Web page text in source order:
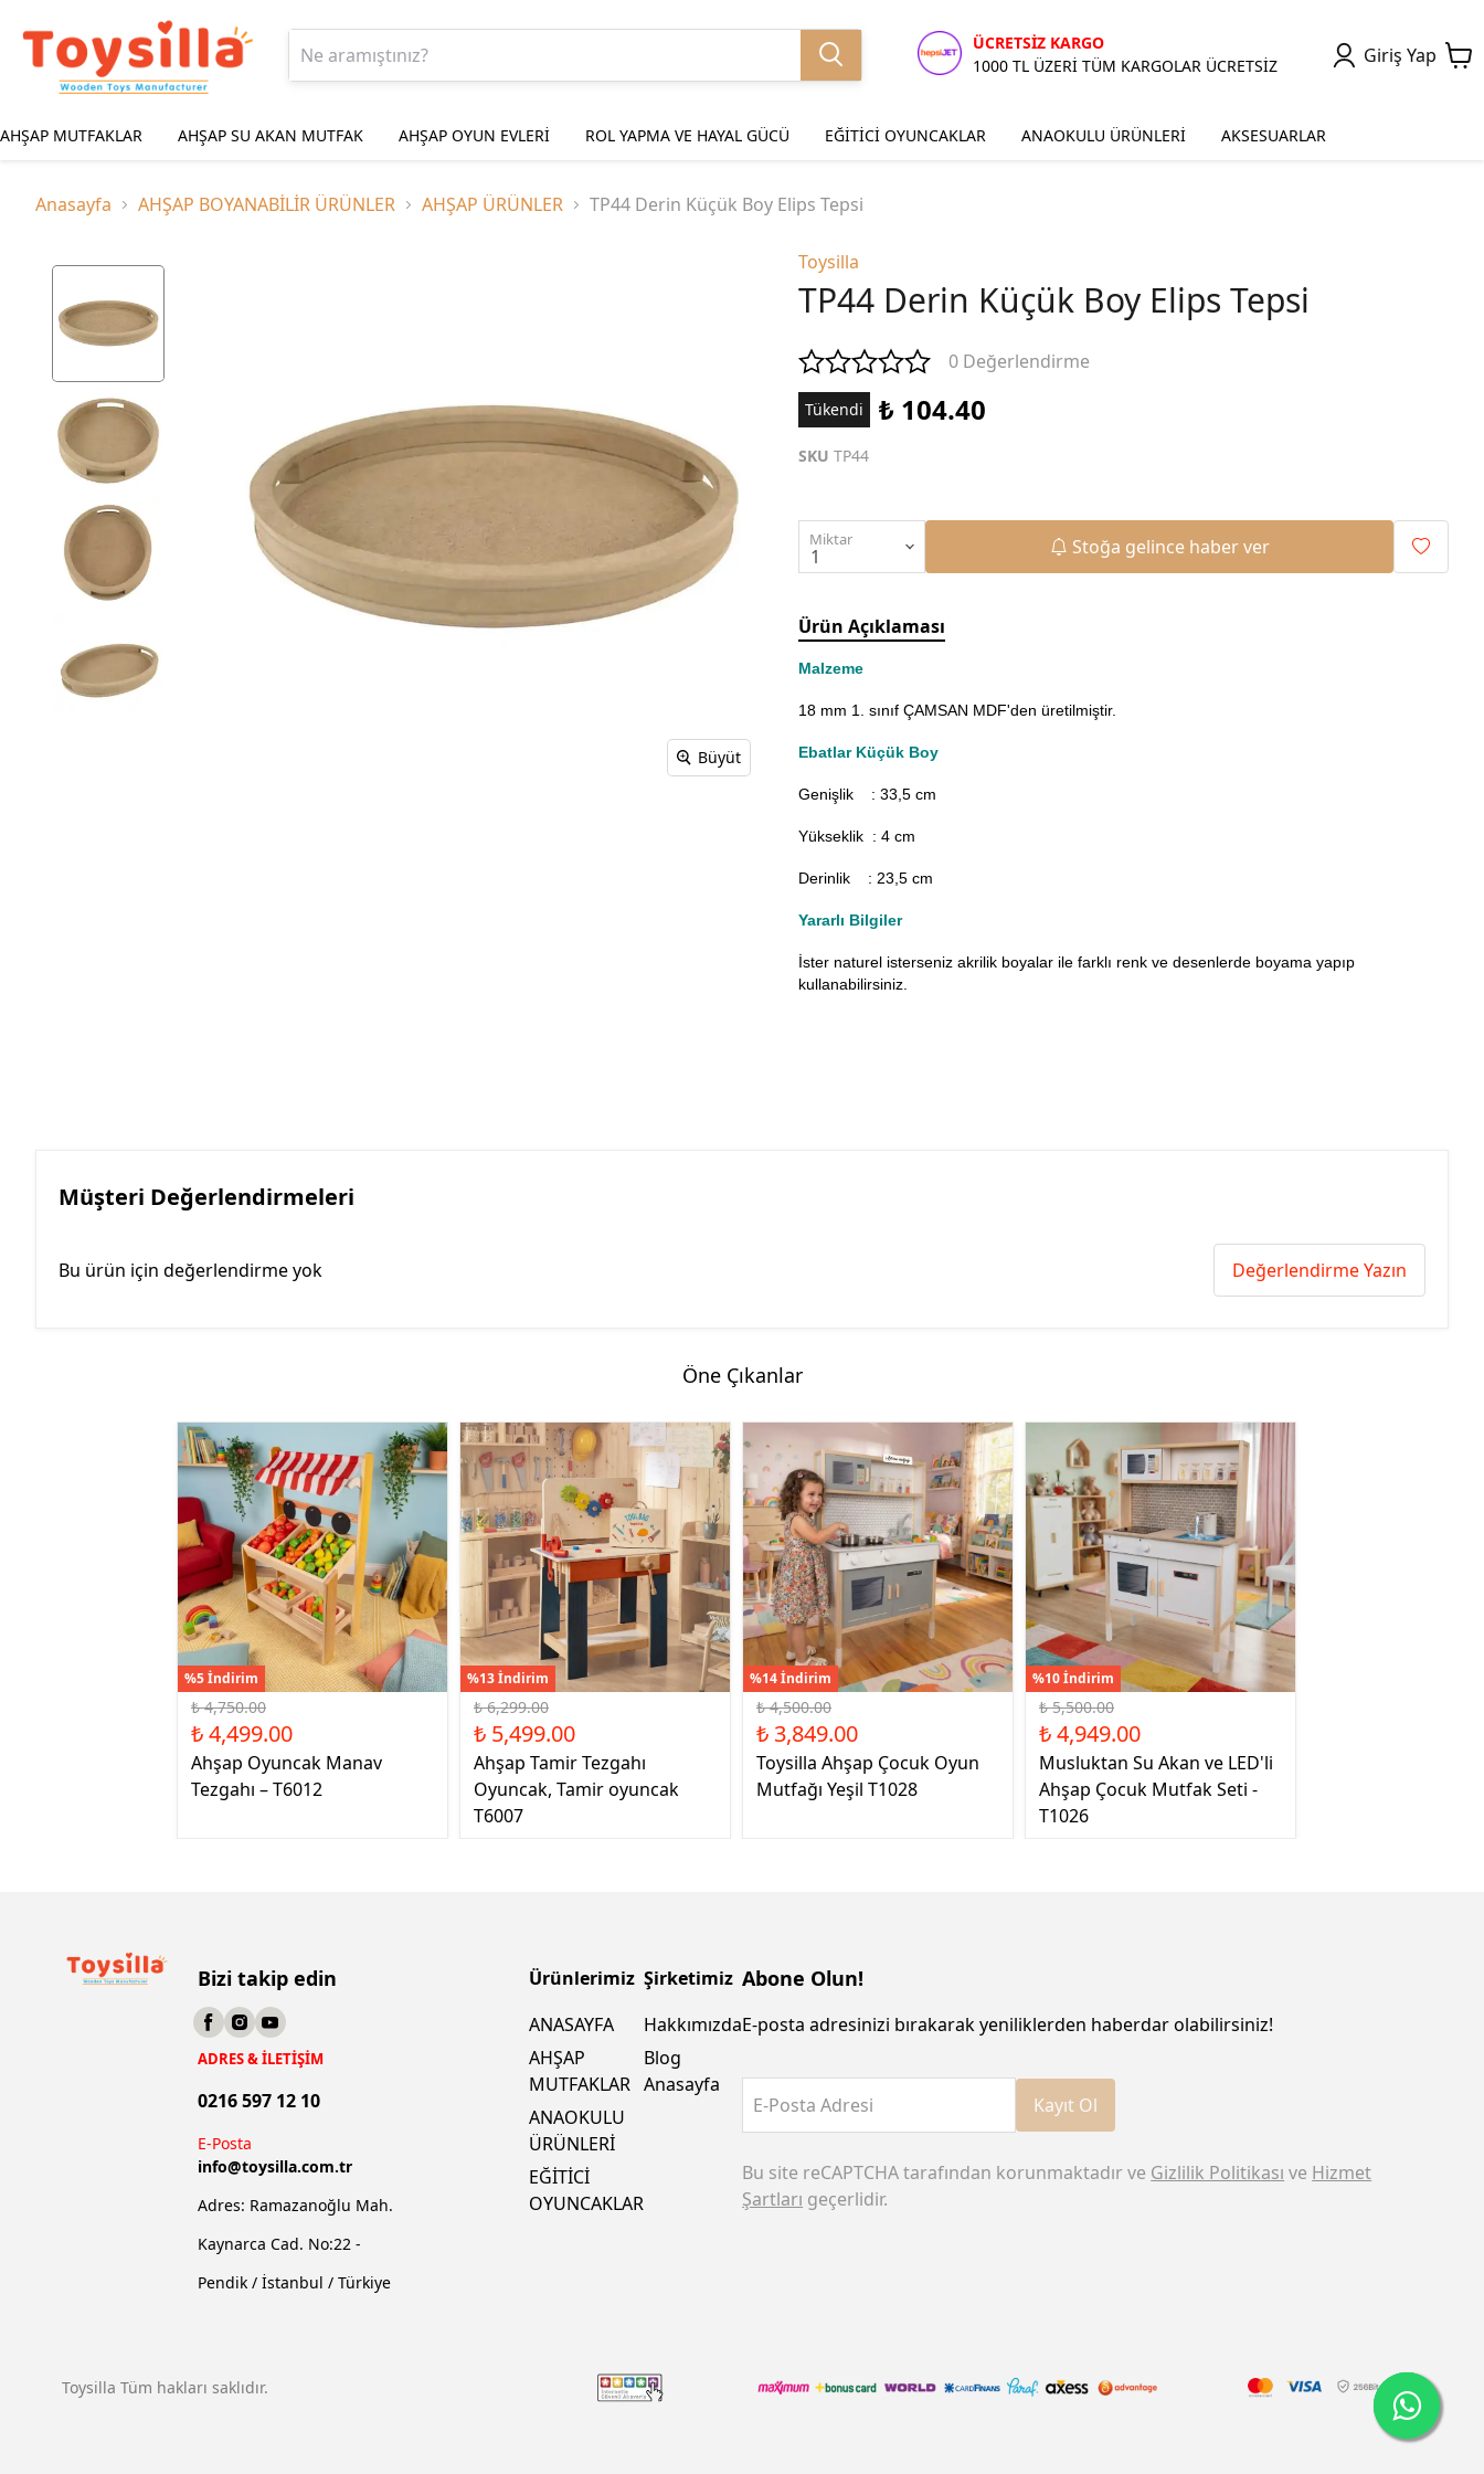
ÜCRETSİZ KARGO
1000 TL ÜZERİ TÜM KARGOLAR ÜCRETSİZ
Giriş Yap
AHŞAP MUTFAKLAR AHŞAP SU AKAN MUTFAK AHŞAP OYUN EVLERİ ROL YAPMA VE HAYAL GÜCÜ EĞİTİCİ OYUNCAKLAR ANAOKULU ÜRÜNLERİ AKSESUARLAR
Anasayfa AHŞAP BOYANABİLİR ÜRÜNLER AHŞAP ÜRÜNLER TP44 Derin Küçük Boy Elips Tepsi
Büyüt
Toysilla
TP44 Derin Küçük Boy Elips Tepsi
0 Değerlendirme
Tükendi ₺ 104.40
SKU TP44
Miktar Stoğa gelince haber ver
Ürün Açıklaması
Malzeme
18 mm 1. sınıf ÇAMSAN MDF'den üretilmiştir.
Ebatlar Küçük Boy
Genişlik : 33,5cm
Yükseklik : 4 cm
Derinlik : 23,5 cm
Yararlı Bilgiler
İster naturel isterseniz akrilik boyalar ile farklı renk ve desenlerde boyama yapıp
kullanabilirsiniz.
Müşteri Değerlendirmeleri
Bu ürün için değerlendirme yok Değerlendirme Yazın
Öne Çıkanlar
%5 İndirim
₺ 4,750.00
₺ 4,499.00
Ahşap Oyuncak Manav
Tezgahı – T6012
%13 İndirim
₺ 6,299.00
₺ 5,499.00
Ahşap Tamir Tezgahı
Oyuncak, Tamir oyuncak
T6007
%14 İndirim
₺ 4,500.00
₺ 3,849.00
Toysilla Ahşap Çocuk Oyun
Mutfağı Yeşil T1028
%10 İndirim
₺ 5,500.00
₺ 4,949.00
Musluktan Su Akan ve LED'li
Ahşap Çocuk Mutfak Seti -
T1026
Bizi takip edin
ADRES & İLETİŞİM
0216 597 12 10
E-Posta
info@toysilla.com.tr
Adres: Ramazanoğlu Mah.
Kaynarca Cad. No:22 -
Pendik / İstanbul / Türkiye
Ürünlerimiz
ANASAYFA
AHŞAP
MUTFAKLAR
ANAOKULU
ÜRÜNLERİ
EĞİTİCİ
OYUNCAKLAR
Şirketimiz
Hakkımızda
Blog
Anasayfa
Abone Olun!
E-posta adresinizi bırakarak yeniliklerden haberdar olabilirsiniz!
E-Posta Adresi Kayıt Ol
Bu site reCAPTCHA tarafından korunmaktadır ve Gizlilik Politikası ve Hizmet
Şartları geçerlidir.
Toysilla Tüm hakları saklıdır.